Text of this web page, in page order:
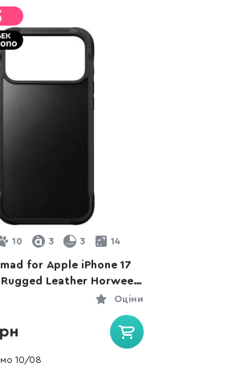
10 3 3 14
for Apple iPhone 17
Leather Horween
Оціни
10/08